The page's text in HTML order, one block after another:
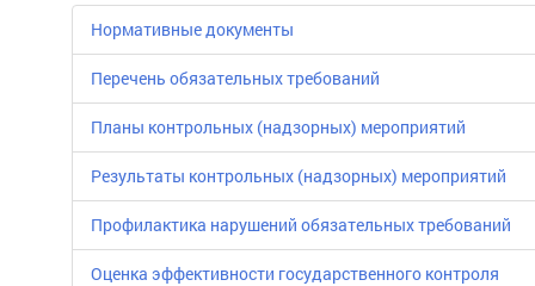
Нормативные документы
Перечень обязательных требований
Планы контрольных (надзорных) мероприятий
Результаты контрольных (надзорных) мероприятий
Профилактика нарушений обязательных требований
Оценка эффективности государственного контроля